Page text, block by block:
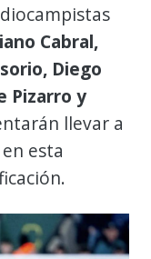
Cabral,
Diego
Pizarro y
llevar a
esta